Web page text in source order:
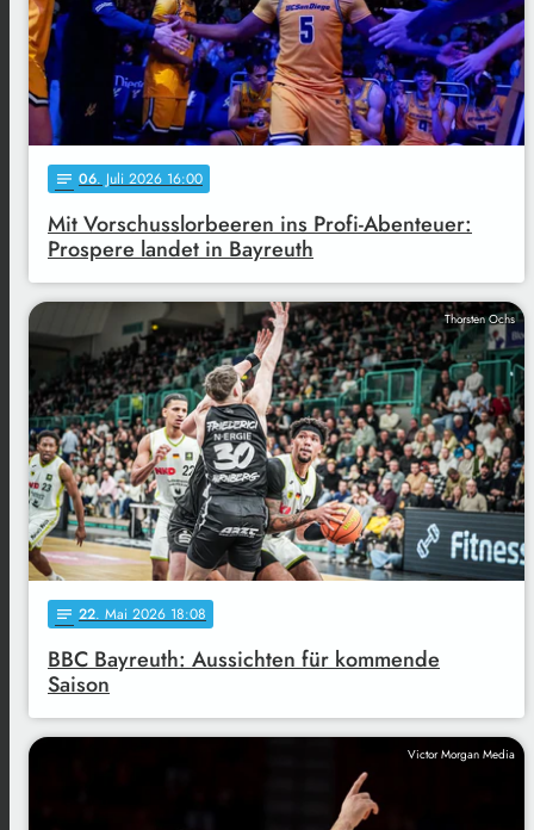
notes 06. Juli 2026 16:00
Mit Vorschusslorbeeren ins Profi-Abenteuer:
Prospere landet in Bayreuth
Thorsten Ochs
notes 22. Mai 2026 18:08
BBC Bayreuth: Aussichten für kommende
Saison
Victor Morgan Media